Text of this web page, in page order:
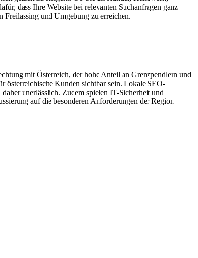
dass Ihre Website bei relevanten Suchanfragen ganz
und Umgebung zu erreichen.
mit Österreich, der hohe Anteil an Grenzpendlern und
österreichische Kunden sichtbar sein. Lokale SEO-
unerlässlich. Zudem spielen IT-Sicherheit und
auf die besonderen Anforderungen der Region